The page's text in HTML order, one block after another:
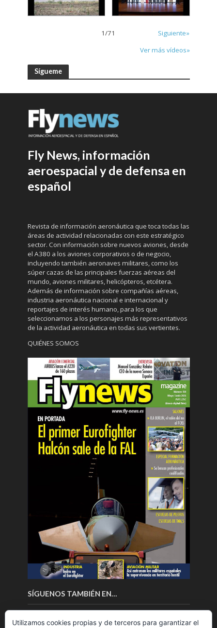
1/71
Siguiente»
Ver más vídeos»
Sígueme
Fly News, información
aeroespacial y de defensa en
español
Revista de información aeronáutica que toca todas las
áreas de actividad relacionadas con este estratégico
sector. Con información sobre nuevos aviones, desde
el A380 a los aviones corporativos o de negocio,
incluyendo también aeronaves militares, como los
súper cazas de las principales fuerzas aéreas del
mundo, aviones militares, helicópteros, etcétera.
Además de información sobre compañías aéreas,
industria aeronáutica nacional e internacional y
reportajes de interés humano, para los que
seleccionamos a los personajes más representativos
de la actividad aeronáutica en todas sus vertientes.
QUIÉNES SOMOS
SÍGUENOS TAMBIÉN EN…
Utilizamos cookies propias y de terceros para garantizar el